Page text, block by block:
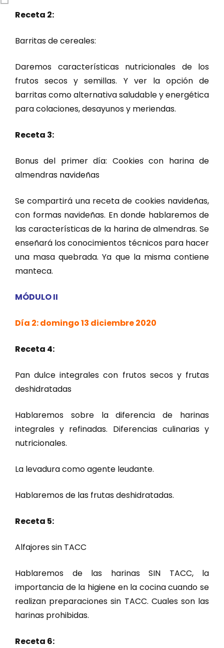
Receta 2:
Barritas de cereales:
Daremos características nutricionales de los
frutos secos y semillas. Y ver la opción de
barritas como alternativa saludable y energética
para colaciones, desayunos y meriendas.
Receta 3:
Bonus del primer día: Cookies con harina de
almendras navideñas
Se compartirá una receta de cookies navideñas,
con formas navideñas. En donde hablaremos de
las características de la harina de almendras. Se
enseñará los conocimientos técnicos para hacer
una masa quebrada. Ya que la misma contiene
manteca.
MÓDULO II
Día 2: domingo 13 diciembre 2020
Receta 4:
Pan dulce integrales con frutos secos y frutas
deshidratadas
Hablaremos sobre la diferencia de harinas
integrales y refinadas. Diferencias culinarias y
nutricionales.
La levadura como agente leudante.
Hablaremos de las frutas deshidratadas.
Receta 5:
Alfajores sin TACC
Hablaremos de las harinas SIN TACC, la
importancia de la higiene en la cocina cuando se
realizan preparaciones sin TACC. Cuales son las
harinas prohibidas.
Receta 6: